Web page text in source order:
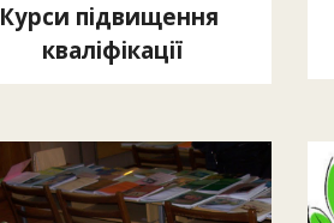
Курси підвищення
кваліфікації